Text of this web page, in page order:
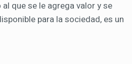
que se le agrega valor y se
para la sociedad, es un